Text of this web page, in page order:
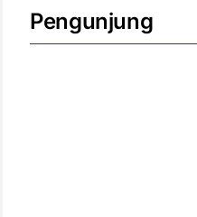
Pengunjung